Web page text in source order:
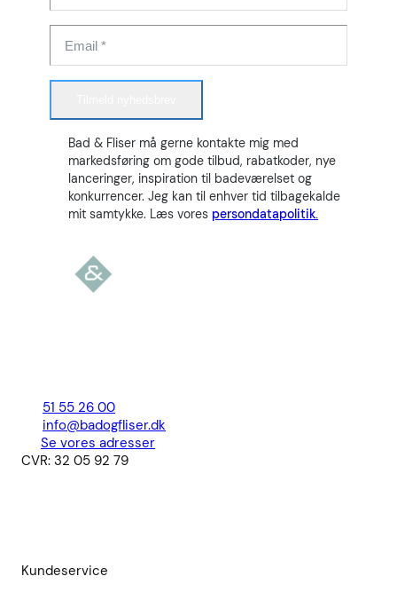
Bad & Fliser må gerne kontakte mig med
markedsføring om gode tilbud, rabatkoder, nye
lanceringer, inspiration til badeværelset og
konkurrencer. Jeg kan til enhver tid tilbagekalde
mit samtykke. Læs vores persondatapolitik.
51 55 26 00
info@badogfliser.dk
Se vores adresser
CVR: 32 05 92 79
Kundeservice